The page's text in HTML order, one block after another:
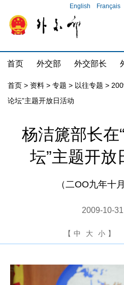
English Français
首页 外交部 外交部长
首页 > 资料 > 专题 > 以往专题 >
论坛”主题开放日活动
杨洁篪部长在
坛”主题开放
（二OO九年十
2009-10-
【 中 大 小 】